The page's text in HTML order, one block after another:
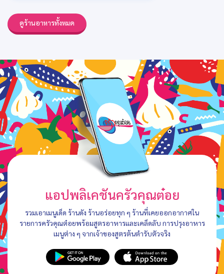
ดูร้านอาหารทั้งหมด
แอปพลิเคชันครัวคุณต๋อย
รวมเอาเมนูเด็ด ร้านดัง ร้านอร่อยทุก ๆ ร้านที่เคยออกอากาศใน
รายการครัวคุณต๋อยพร้อมสูตรอาหารและเคล็ดลับ การปรุงอาหาร
เมนูต่าง ๆ จากเจ้าของสูตรต้นตำรับตัวจริง